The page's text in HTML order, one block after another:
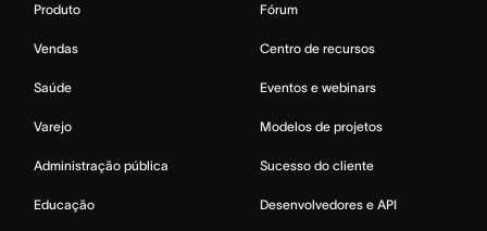
Produto
Vendas
Saúde
Varejo
Administração pública
Educação
Fórum
Centro de recursos
Eventos e webinars
Modelos de projetos
Sucesso do cliente
Desenvolvedores e API